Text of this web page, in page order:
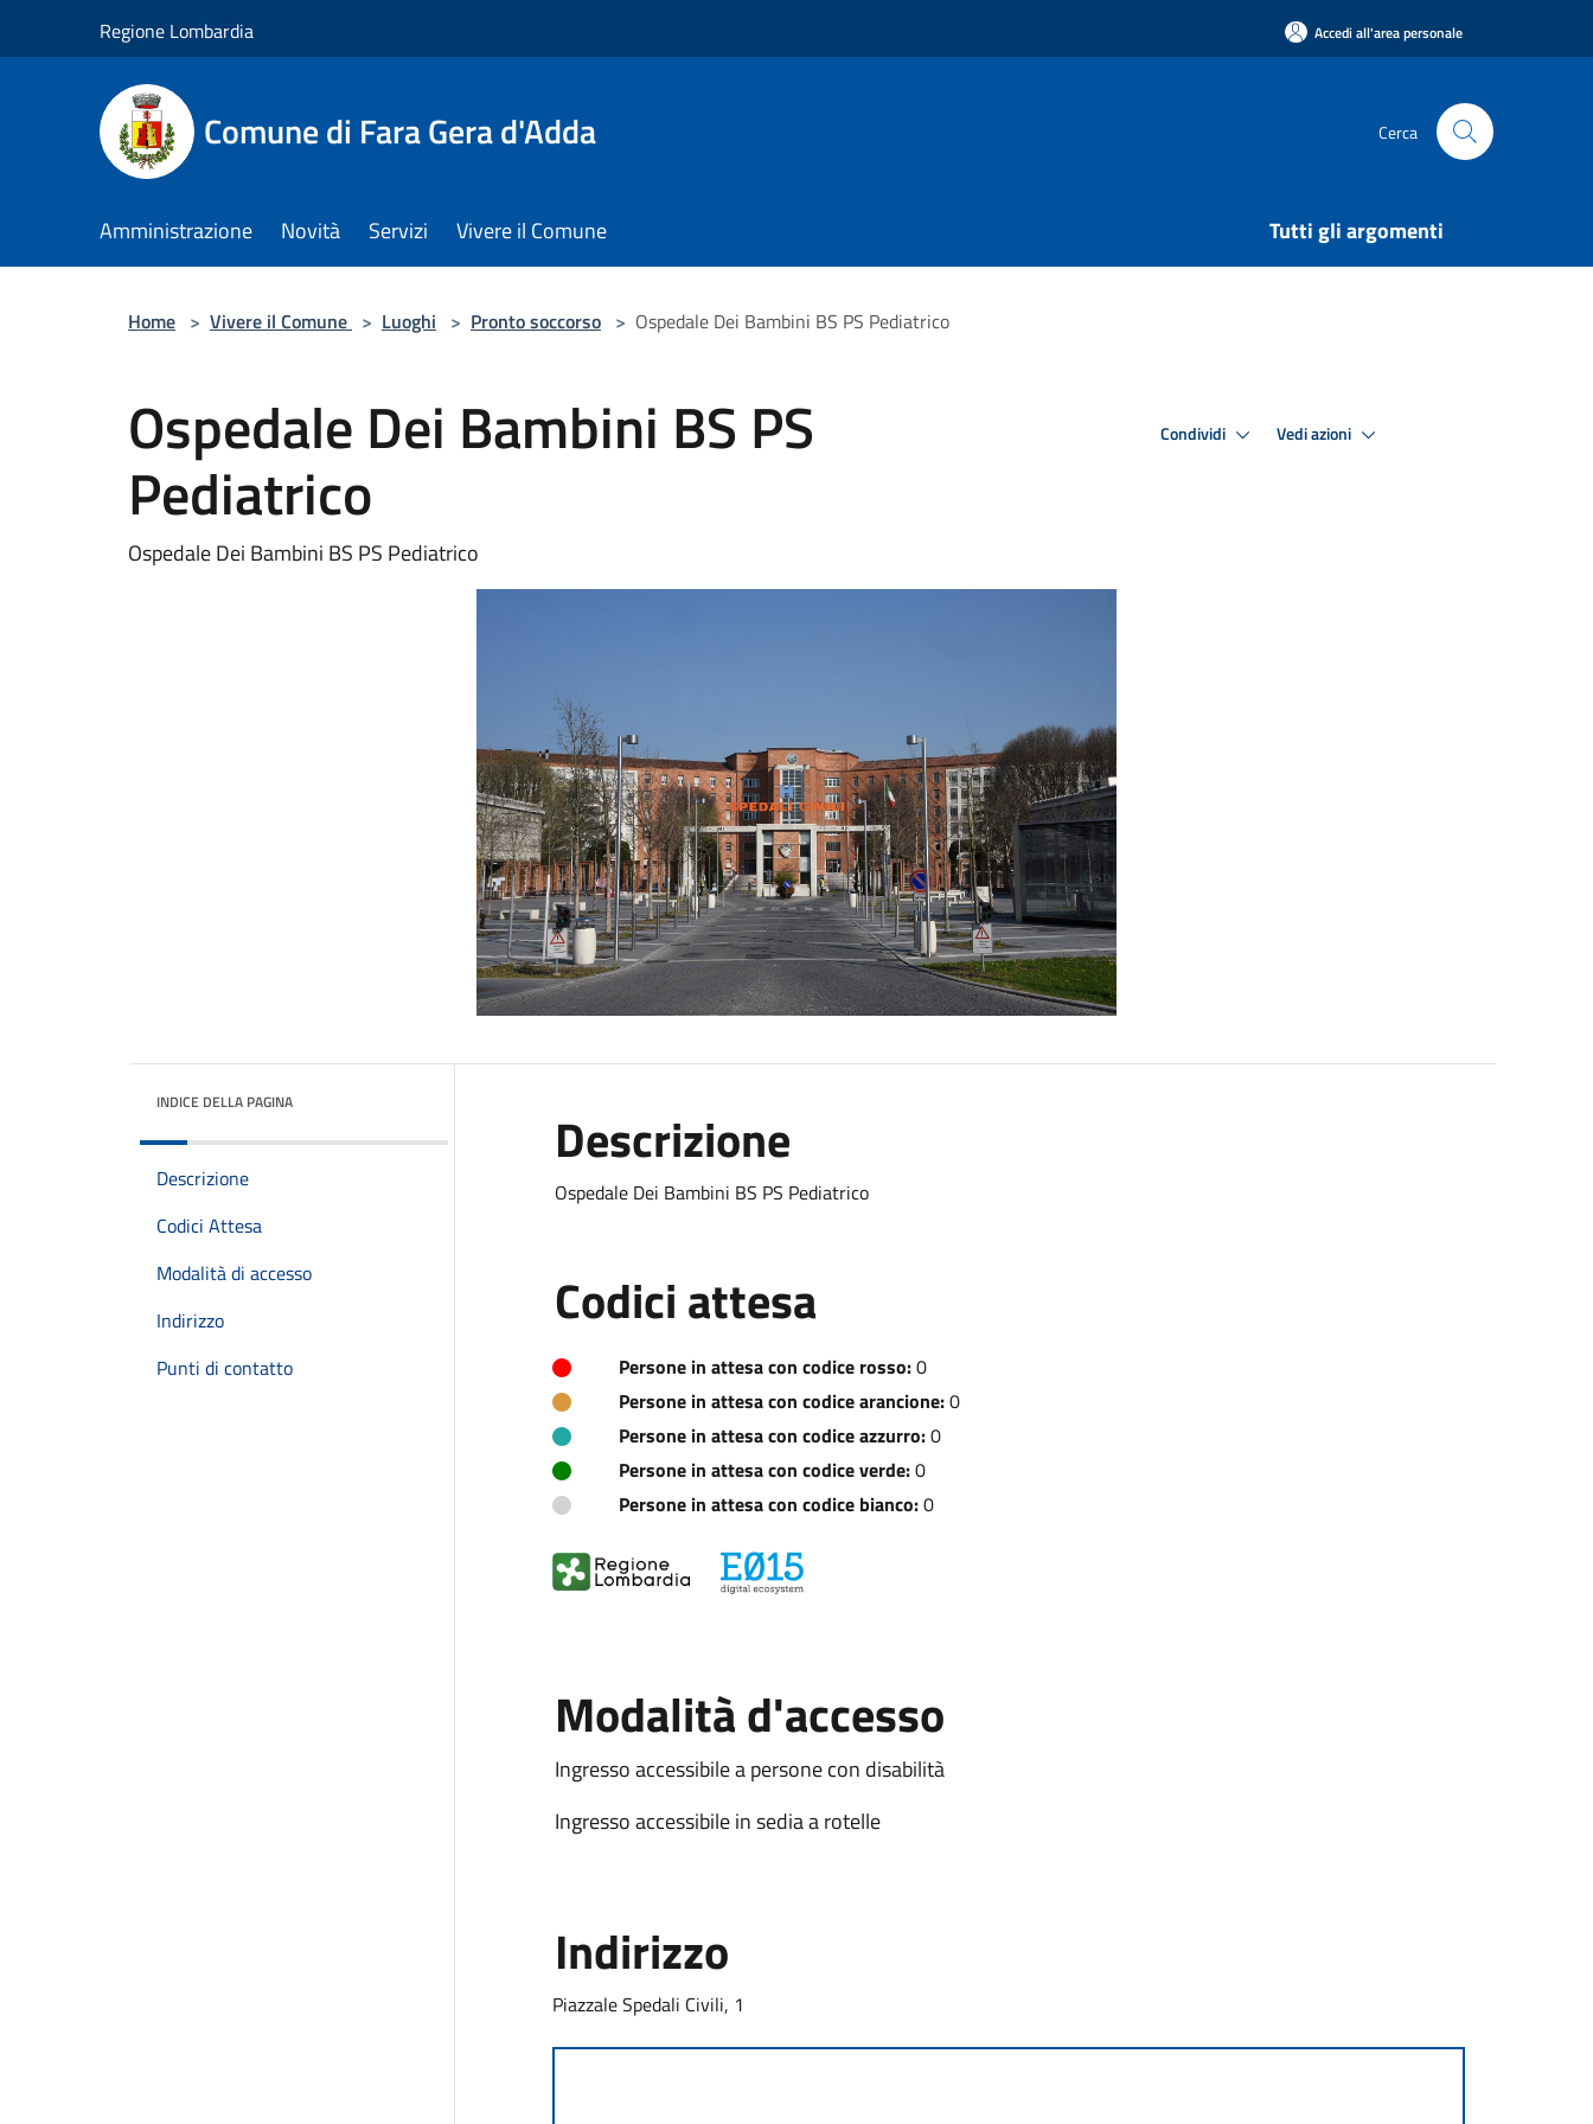
Regione Lombardia Accedi all'area personale
Comune di Fara Gera d'Adda Cerca
Amministrazione Novità Servizi Vivere il Comune Tutti gli argomenti
Home > Vivere il Comune > Luoghi > Pronto soccorso > Ospedale Dei Bambini BS PS Pediatrico
Ospedale Dei Bambini BS PS
Pediatrico
Ospedale Dei Bambini BS PS Pediatrico
Condividi Vedi azioni
INDICE DELLA PAGINA
Descrizione
Codici Attesa
Modalità di accesso
Indirizzo
Punti di contatto
Descrizione
Ospedale Dei Bambini BS PS Pediatrico
Codici attesa
Persone in attesa con codice rosso:0
Persone in attesa con codice arancione:0
Persone in attesa con codice azzurro:0
Persone in attesa con codice verde:0
Persone in attesa con codice bianco:0
Modalità d'accesso
Ingresso accessibile a persone con disabilità
Ingresso accessibile in sedia a rotelle
Indirizzo
Piazzale Spedali Civili, 1